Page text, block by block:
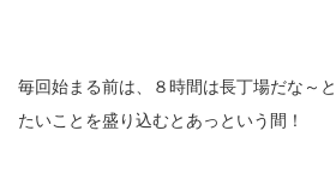
毎回始まる前は、８時間は長丁場だな～
たいことを盛り込むとあっという間！